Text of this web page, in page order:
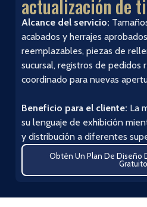
actualización de
Alcance del servicio:
acabados y herrajes
reemplazables, piezas de
sucursal, registros de pedidos
coordinado para nuevas
Beneficio para el cliente: La
su lenguaje de exhibición
y distribución a diferentes
Obtén Un Plan De Diseño
Gratuito